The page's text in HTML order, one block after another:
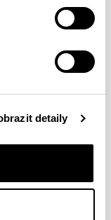
detaily